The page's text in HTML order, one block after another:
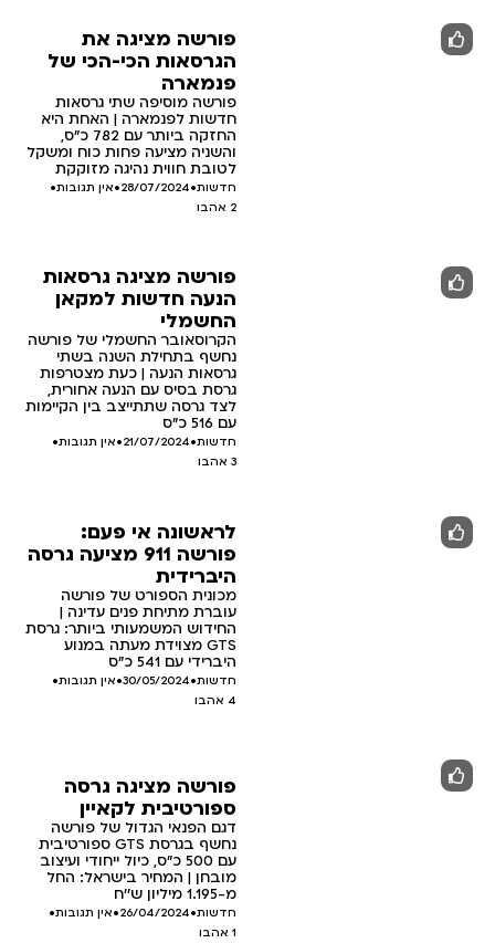
פורשה מציגה את
הגרסאות הכי-הכי של
פנמארה
פורשה מוסיפה שתי גרסאות
חדשות לפנמארה | האחת היא
החזקה ביותר עם 782 כ"ס,
והשניה מציעה פחות כוח ומשקל
לטובת חווית נהיגה מזוקקת
חדשות•
28/07/2024
•אין תגובות•
2 אהבו
פורשה מציגה גרסאות
הנעה חדשות למקאן
החשמלי
הקרוסאובר החשמלי של פורשה
נחשף בתחילת השנה בשתי
גרסאות הנעה | כעת מצטרפות
גרסת בסיס עם הנעה אחורית,
לצד גרסה שתתייצב בין הקיימות
עם 516 כ"ס
חדשות•
21/07/2024
•אין תגובות•
3 אהבו
לראשונה אי פעם:
פורשה 911 מציעה גרסה
היברידית
מכונית הספורט של פורשה
עוברת מתיחת פנים עדינה |
החידוש המשמעותי ביותר: גרסת
GTS מצוידת מעתה במנוע
היברידי עם 541 כ"ס
חדשות•
30/05/2024
•אין תגובות•
4 אהבו
פורשה מציגה גרסה
ספורטיבית לקאיין
דגם הפנאי הגדול של פורשה
נחשף בגרסת GTS ספורטיבית
עם 500 כ"ס, כיול ייחודי ועיצוב
מובחן | המחיר בישראל: החל
מ-1.195 מיליון ש''ח
חדשות•
26/04/2024
•אין תגובות•
1 אהבו